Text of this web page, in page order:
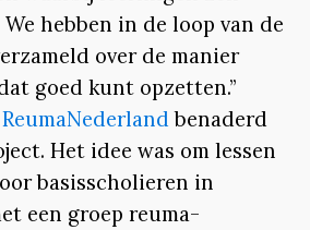
hebben in de loop van de
over de manier
goed kunt opzetten.”
ReumaNederlandbenaderd
Het idee was om lessen
basisscholieren in
een groep reuma-